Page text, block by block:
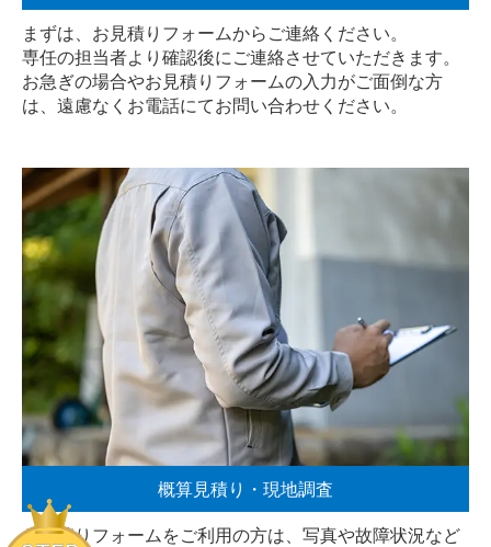
まずは、お見積りフォームからご連絡ください。
専任の担当者より確認後にご連絡させていただきます。
お急ぎの場合やお見積りフォームの入力がご面倒な方
は、遠慮なく お電話にてお問い合わせください。
概算見積り・現地調査
お見積りフォームをご利用の方は、写真や故障状況など